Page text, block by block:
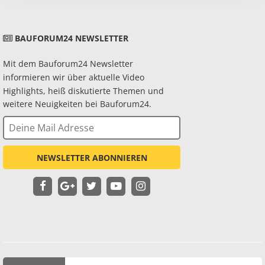
BAUFORUM24 NEWSLETTER
Mit dem Bauforum24 Newsletter
informieren wir über aktuelle Video
Highlights, heiß diskutierte Themen und
weitere Neuigkeiten bei Bauforum24.
NEWSLETTER ABONNIEREN